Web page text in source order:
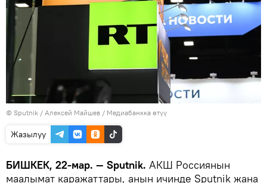
© Sputnik / Алексей Майшев / Медиабанкка өтүү
Жазылуу
БИШКЕК, 22-мар. — Sputnik. АКШ Россиянын
маалымат каражаттары, анын ичинде Sputnik жана